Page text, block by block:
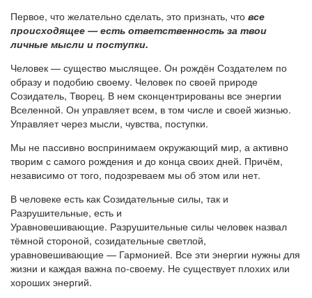
Первое, что желательно сделать, это признать, что все
происходящее — есть ответственность за твои
личные мысли и поступки.
Человек — существо мыслящее. Он рождён Создателем по
образу и подобию своему. Человек по своей природе
Созидатель, Творец. В нем сконцентрированы все энергии
Вселенной. Он управляет всем, в том числе и своей жизнью.
Управляет через мысли, чувства, поступки.
Мы не пассивно воспринимаем окружающий мир, а активно
творим с самого рождения и до конца своих дней. Причём,
независимо от того, подозреваем мы об этом или нет.
В человеке есть как Созидательные силы, так и
Разрушительные, есть и
Уравновешивающие. Разрушительные силы человек назвал
тёмной стороной, созидательные светлой,
уравновешивающие — Гармонией. Все эти энергии нужны для
жизни и каждая важна по-своему. Не существует плохих или
хороших энергий.